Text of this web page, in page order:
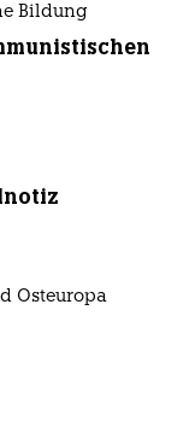
Bildung
Osteuropa